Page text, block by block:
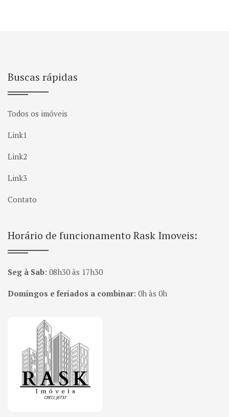
Buscas rápidas
Todos os imóveis
Link1
Link2
Link3
Contato
Horário de funcionamento Rask Imoveis:
Seg à Sab: 08h30 às 17h30
Domingos e feriados a combinar: 0h às 0h
Página inicial